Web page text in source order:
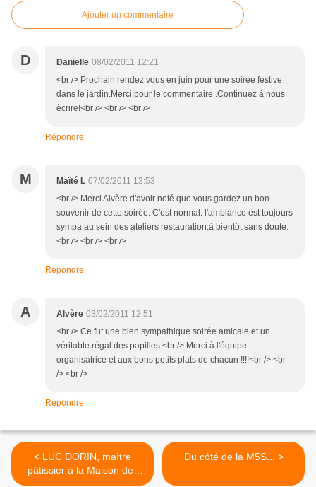
Ajouter un commentaire
D Danielle 08/02/2011 12:21
<br /> Prochain rendez vous en juin pour une soirèe festive
dans le jardin.Merci pour le commentaire .Continuez à nous
ècrire!<br /> <br /> <br />
Répondre
M Maïté L 07/02/2011 13:53
<br /> Merci Alvère d'avoir noté que vous gardez un bon
souvenir de cette soirée. C'est normal: l'ambiance est toujours
sympa au sein des ateliers restauration.à bientôt sans doute.
<br /> <br /> <br />
Répondre
A Alvère 03/02/2011 12:51
<br /> Ce fut une bien sympathique soirée amicale et un
véritable régal des papilles.<br /> Merci à l'équipe
organisatrice et aux bons petits plats de chacun !!!!<br /> <br
/> <br />
Répondre
< LUC DORIN, maître
pâtissier à la Maison des
Cinq Sens
Du côté de la M5S... >